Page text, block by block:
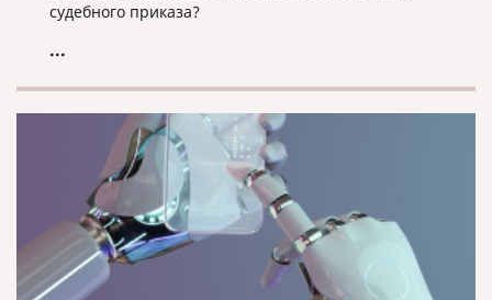
судебного приказа?
...